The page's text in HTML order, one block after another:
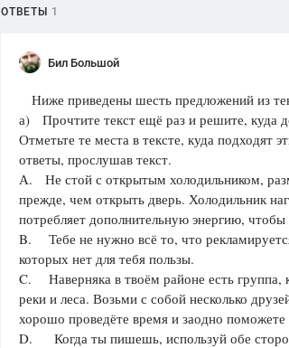
ОТВЕТЫ 1
Бил Большой
Ниже приведены шесть предложений из
а) Прочтите текст ещё раз и решите, куда
Отметьте те места в тексте, куда подходят
ответы, прослушав текст.
А. Не стой с открытым холодильником,
прежде, чем открыть дверь. Холодильник
потребляет дополнительную энергию, чтобы
B. Тебе не нужно всё то, что
которых нет для тебя пользы.
C. Наверняка в твоём районе есть группа,
реки и леса. Возьми с собой несколько
хорошо проведёте время и заодно
D. Когда ты пишешь, используй обе